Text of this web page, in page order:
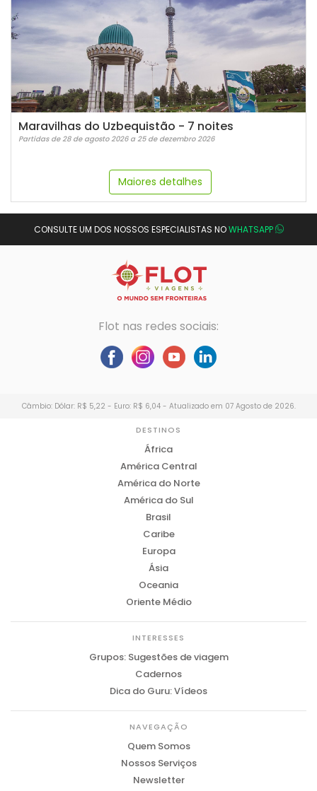
Maravilhas do Uzbequistão - 7 noites
Partidas de 28 de agosto 2026 a 25 de dezembro 2026
Maiores detalhes
CONSULTE UM DOS NOSSOS ESPECIALISTAS NOWHATSAPP
Flot nas redes sociais:
Câmbio: Dólar: R$ 5,22 - Euro: R$ 6,04 - Atualizado em 07 Agosto de 2026.
DESTINOS
África
América Central
América do Norte
América do Sul
Brasil
Caribe
Europa
Ásia
Oceania
Oriente Médio
INTERESSES
Grupos: Sugestões de viagem
Cadernos
Dica do Guru: Vídeos
NAVEGAÇÃO
Quem Somos
Nossos Serviços
Newsletter